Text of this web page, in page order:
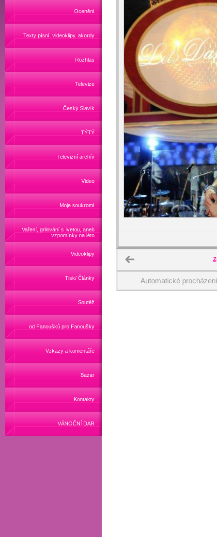
Ocenění
Texty písní, videoklipy, akordy
Rozhlas
Televize
Český Slavík
TÝTÝ
Televizní archív
Video
Moje soukromí
Vaření, grilování s Ivetou, aneb
vzpomínky na léto
Videoklipy
Tisk/ Články
Soutěž
od Fanoušků pro Fanoušky
Vzkazy a komentáře
Bazar
Kontakty
VÁNOČNÍ DAR
Automatické